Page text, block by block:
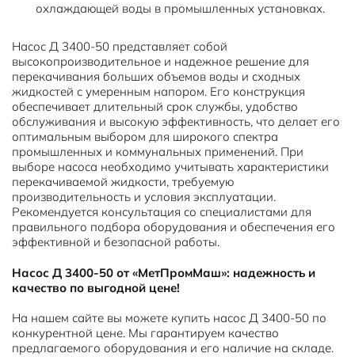
охлаждающей воды в промышленных установках.
Насос Д 3400-50 представляет собой
высокопроизводительное и надежное решение для
перекачивания больших объемов воды и сходных
жидкостей с умеренным напором. Его конструкция
обеспечивает длительный срок службы, удобство
обслуживания и высокую эффективность, что делает его
оптимальным выбором для широкого спектра
промышленных и коммунальных применений. При
выборе насоса необходимо учитывать характеристики
перекачиваемой жидкости, требуемую
производительность и условия эксплуатации.
Рекомендуется консультация со специалистами для
правильного подбора оборудования и обеспечения его
эффективной и безопасной работы.
Насос Д 3400-50 от «МетПромМаш»: надежность и
качество по выгодной цене!
На нашем сайте вы можете купить насос Д 3400-50 по
конкурентной цене. Мы гарантируем качество
предлагаемого оборудования и его наличие на складе.